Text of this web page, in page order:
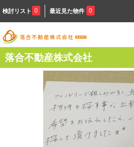
検討リスト 0 最近見た物件 0
落合不動産株式会社